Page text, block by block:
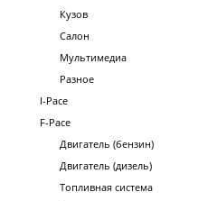
Кузов
Салон
Мультимедиа
Разное
I-Pace
F-Pace
Двигатель (бензин)
Двигатель (дизель)
Топливная система